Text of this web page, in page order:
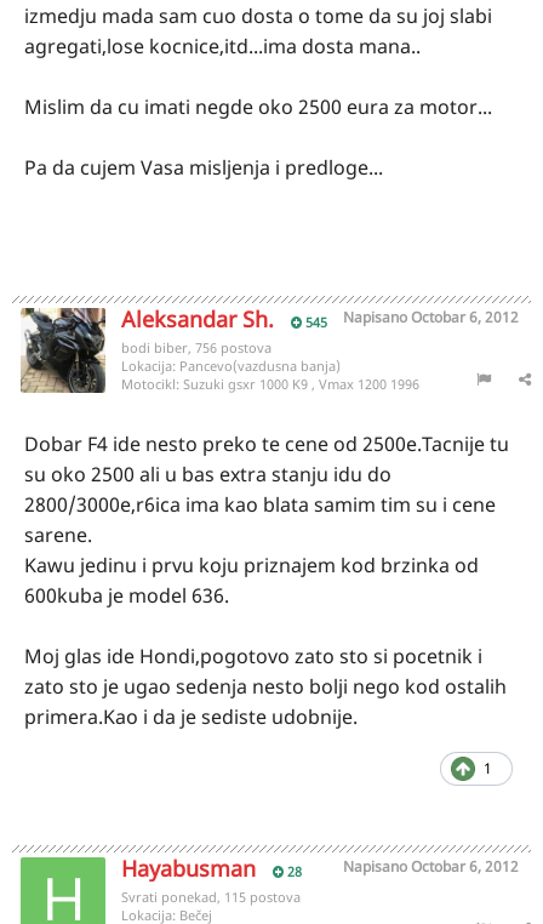
izmedju mada sam cuo dosta o tome da su joj slabi
agregati,lose kocnice,itd...ima dosta mana..
Mislim da cu imati negde oko 2500 eura za motor...
Pa da cujem Vasa misljenja i predloge...
Aleksandar Sh. 545 NapisanoOctobar 6, 2012
bodi biber, 756 postova
Lokacija: Pancevo(vazdusna banja)
Motocikl: Suzuki gsxr 1000 K9 , Vmax 1200 1996
Dobar F4 ide nesto preko te cene od 2500e.Tacnije tu
su oko 2500 ali u bas extra stanju idu do
2800/3000e,r6ica ima kao blata samim tim su i cene
sarene.
Kawu jedinu i prvu koju priznajem kod brzinka od
600kuba je model 636.
Moj glas ide Hondi,pogotovo zato sto si pocetnik i
zato sto je ugao sedenja nesto bolji nego kod ostalih
primera.Kao i da je sediste udobnije.
1
Hayabusman 28 NapisanoOctobar 6, 2012
Svrati ponekad, 115 postova
Lokacija: Bečej